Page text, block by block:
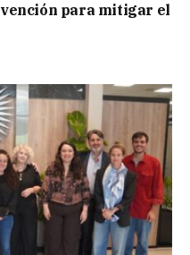
para mitigar el